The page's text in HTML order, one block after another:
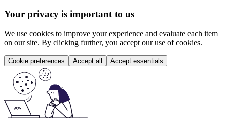
Your privacy is important to us
We use cookies to improve your experience and evaluate each item
on our site. By clicking further, you accept our use of cookies.
Cookie preferences Accept all Accept essentials